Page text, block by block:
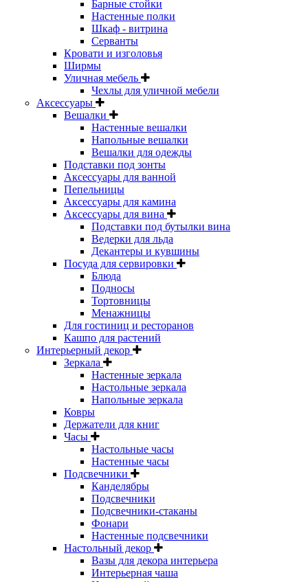
Барные стойки
Настенные полки
Шкаф - витрина
Серванты
Кровати и изголовья
Ширмы
Уличная мебель
Чехлы для уличной мебели
Аксессуары
Вешалки
Настенные вешалки
Напольные вешалки
Вешалки для одежды
Подставки под зонты
Аксессуары для ванной
Пепельницы
Аксессуары для камина
Аксессуары для вина
Подставки под бутылки вина
Ведерки для льда
Декантеры и кувшины
Посуда для сервировки
Блюда
Подносы
Тортовницы
Менажницы
Для гостиниц и ресторанов
Кашпо для растений
Интерьерный декор
Зеркала
Настенные зеркала
Настольные зеркала
Напольные зеркала
Ковры
Держатели для книг
Часы
Настольные часы
Настенные часы
Подсвечники
Канделябры
Подсвечники
Подсвечники-стаканы
Фонари
Настенные подсвечники
Настольный декор
Вазы для декора интерьера
Интерьерная чаша